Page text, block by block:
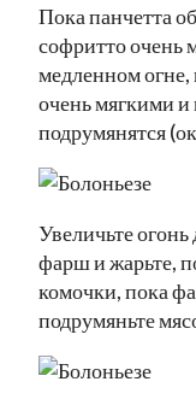
Пока панчетта
софритто очень
медленном
очень мягкими и
подрумянятся
Увеличьте
фарш и жарьте,
комочки, пока
подрумяньте